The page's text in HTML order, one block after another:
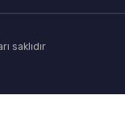
saklıdır